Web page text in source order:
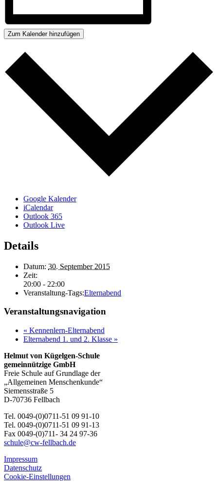
Zum Kalender hinzufügen
Google Kalender
iCalendar
Outlook 365
Outlook Live
Details
Datum: 30. September 2015
Zeit:
20:00 - 22:00
Veranstaltung-Tags:Elternabend
Veranstaltungsnavigation
« Kennenlern-Elternabend
Elternabend 1. und 2. Klasse »
Helmut von Kügelgen-Schule
gemeinnützige GmbH
Freie Schule auf Grundlage der
„Allgemeinen Menschenkunde“
Siemensstraße 5
D-70736 Fellbach
Tel. 0049-(0)0711-51 09 91-10
Tel. 0049-(0)0711-51 09 91-13
Fax 0049-(0)711- 34 24 97-36
schule@cw-fellbach.de
Impressum
Datenschutz
Cookie-Einstellungen